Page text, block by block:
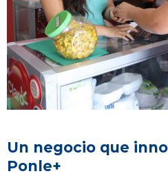
Un negocio que
Ponle+